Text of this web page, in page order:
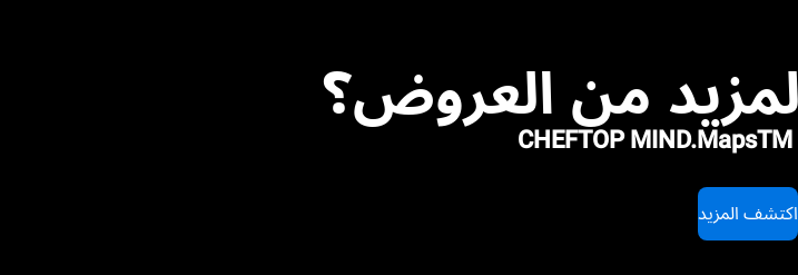
من العروض؟
CHEFTOP MIND.MapsTM
اكتشف المزيد